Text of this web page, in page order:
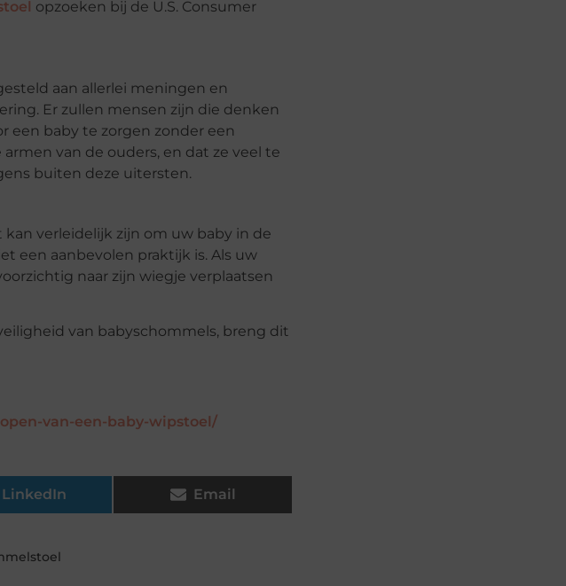
opzoeken bij de U.S. Consumer
aan allerlei meningen en
Er zullen mensen zijn die denken
een baby te zorgen zonder een
van de ouders, en dat ze veel te
buiten deze uitersten.
verleidelijk zijn om uw baby in de
een aanbevolen praktijk is. Als uw
naar zijn wiegje verplaatsen
van babyschommels, breng dit
van-een-baby-wipstoel/
LinkedIn Email